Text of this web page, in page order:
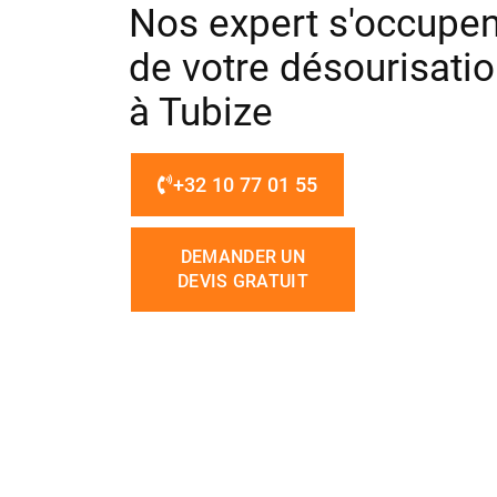
Nos expert
de votre
à Tubize
+32 10 77 01 55
DEMANDER UN
DEVIS GRATUIT